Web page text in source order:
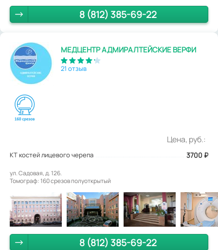
8 (812) 385-69-22
МЕДЦЕНТР АДМИРАЛТЕЙСКИЕ ВЕРФИ
21 отзыв
Цена, руб.:
КТ костей лицевого черепа 3700 ₽
ул. Садовая, д. 126.
Томограф: 160 срезов полуоткрытый
8 (812) 385-69-22